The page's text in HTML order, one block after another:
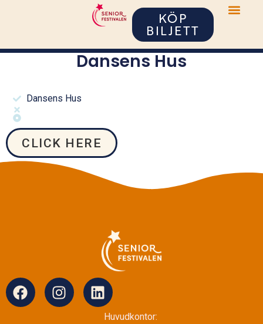
KÖP
BILJETT
Dansens Hus
Dansens Hus
CLICK HERE
Huvudkontor: